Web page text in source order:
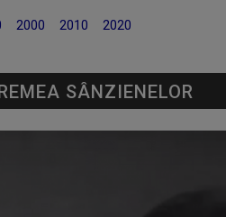
2000 2010 2020
SÂNZIENELOR